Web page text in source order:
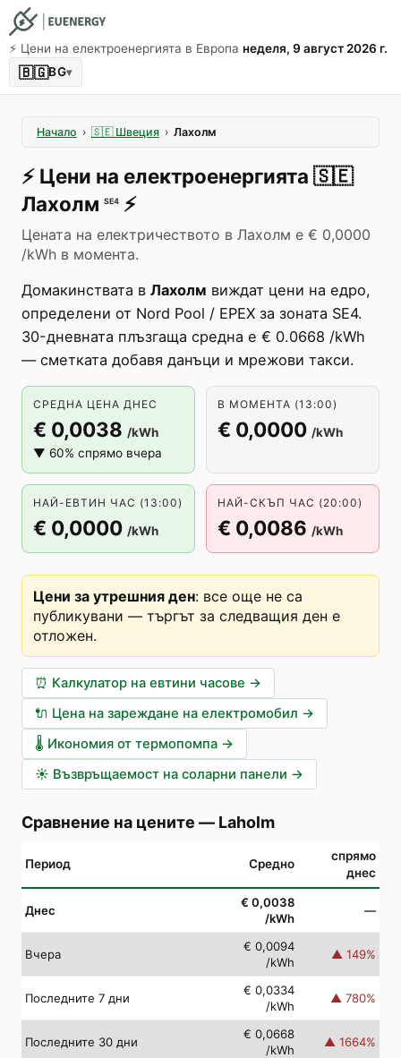
⚡️ Цени на електроенергията в Европа неделя, 9 август 2026 г.
🇧🇬BG▾
Начало › 🇸🇪 Швеция › Лахолм
⚡️ Цени на електроенергията 🇸🇪
Лахолм SE4 ⚡️
Цената на електричеството в Лахолм е € 0,0000
/kWh в момента.
Домакинствата в Лахолм виждат цени на едро,
определени от Nord Pool / EPEX за зоната SE4.
30-дневната плъзгаща средна е € 0.0668 /kWh
— сметката добавя данъци и мрежови такси.
СРЕДНА ЦЕНА ДНЕС
€ 0,0038 /kWh
▼ 60% спрямо вчера
В МОМЕНТА (13:00)
€ 0,0000 /kWh
НАЙ-ЕВТИН ЧАС (13:00)
€ 0,0000 /kWh
НАЙ-СКЪП ЧАС (20:00)
€ 0,0086 /kWh
Цени за утрешния ден: все още не са
публикувани — търгът за следващия ден е
отложен.
⏰ Калкулатор на евтини часове →
🔌 Цена на зареждане на електромобил →
🌡️ Икономия от термопомпа →
☀️ Възвръщаемост на соларни панели →
Сравнение на цените — Laholm
Период Средно
спрямо
днес
Днес
€ 0,0038
/kWh
—
Вчера
€ 0,0094
/kWh
▲ 149%
Последните 7 дни
€ 0,0334
/kWh
▲ 780%
Последните 30 дни
€ 0,0668
/kWh
▲ 1664%